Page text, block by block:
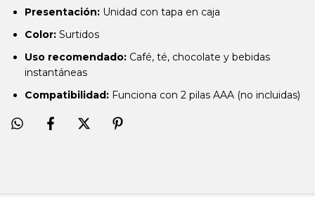
Presentación: Unidad con tapa en caja
Color: Surtidos
Uso recomendado: Café, té, chocolate y bebidas
instantáneas
Compatibilidad: Funciona con 2 pilas AAA (no incluidas)